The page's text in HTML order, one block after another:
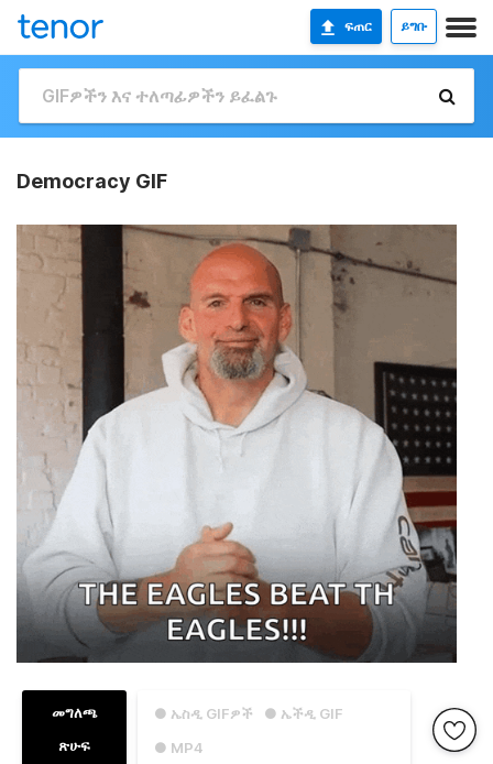
ፍጠር ይግቡ
Democracy GIF
● ኤስዲ GIFዎች
● ኤችዲ GIF
● MP4
መግለጫ
ጽሁፍ